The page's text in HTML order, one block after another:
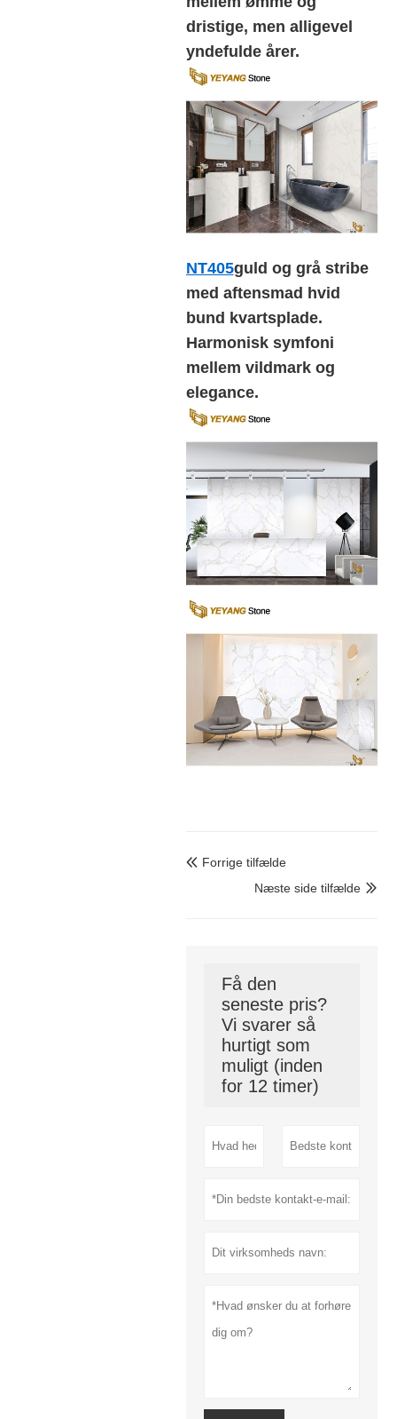
dristige, men alligevel
yndefulde årer.
NT405guld og grå stribe
med aftensmad hvid
bund kvartsplade.
Harmonisk symfoni
mellem vildmark og
elegance.
 Forrige tilfælde

Næste side tilfælde
Få den
seneste pris?
Vi svarer så
hurtigt som
muligt (inden
for 12 timer)